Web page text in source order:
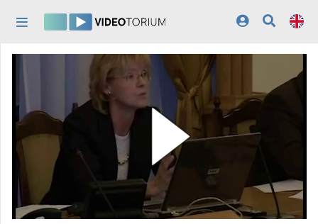
Discovery
Categories
Playlists
Organizations